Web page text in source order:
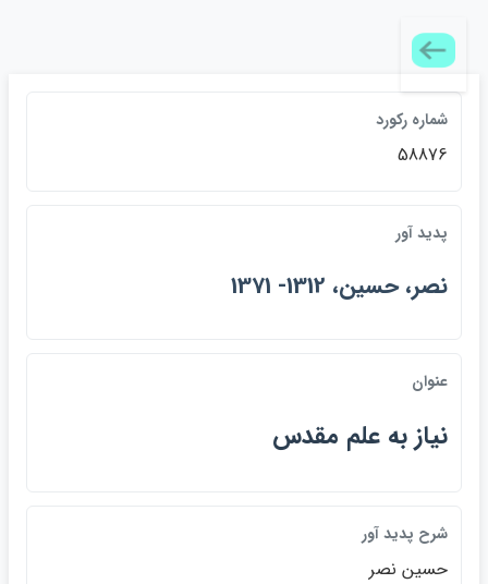
شماره ركورد
58876
پديد آور
نصر، حسين، 1312- 1371
عنوان
نياز به علم مقدس
شرح پديد آور
حسين نصر